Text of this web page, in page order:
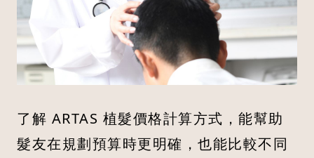
了解 ARTAS 植髮價格計算方式，能幫助
髮友在規劃預算時更明確，也能比較不同